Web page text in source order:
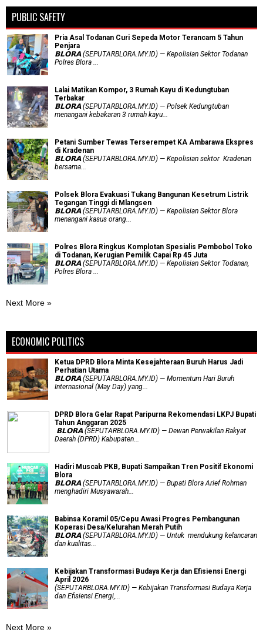
PUBLIC SAFETY
Pria Asal Todanan Curi Sepeda Motor Terancam 5 Tahun
Penjara
𝗕𝗟𝗢𝗥𝗔 (SEPUTARBLORA.MY.ID) — Kepolisian Sektor Todanan
Polres Blora ...
Lalai Matikan Kompor, 3 Rumah Kayu di Kedungtuban
Terbakar
𝗕𝗟𝗢𝗥𝗔 (SEPUTARBLORA.MY.ID) — Polsek Kedungtuban
menangani kebakaran 3 rumah kayu...
Petani Sumber Tewas Terserempet KA Ambarawa Ekspres
di Kradenan
𝗕𝗟𝗢𝗥𝗔 (SEPUTARBLORA.MY.ID) — Kepolisian sektor Kradenan
bersama...
Polsek Blora Evakuasi Tukang Bangunan Kesetrum Listrik
Tegangan Tinggi di Mlangsen
𝗕𝗟𝗢𝗥𝗔 (SEPUTARBLORA.MY.ID) — Kepolisian Sektor Blora
menangani kasus orang...
Polres Blora Ringkus Komplotan Spesialis Pembobol Toko
di Todanan, Kerugian Pemilik Capai Rp 45 Juta
𝗕𝗟𝗢𝗥𝗔 (SEPUTARBLORA.MY.ID) — Kepolisian Sektor Todanan,
Polres Blora ...
Next More »
ECONOMIC POLITICS
Ketua DPRD Blora Minta Kesejahteraan Buruh Harus Jadi
Perhatian Utama
​𝗕𝗟𝗢𝗥𝗔 (SEPUTARBLORA.MY.ID) — Momentum Hari Buruh
Internasional (May Day) yang...
DPRD Blora Gelar Rapat Paripurna Rekomendasi LKPJ Bupati
Tahun Anggaran 2025
‎ 𝗕𝗟𝗢𝗥𝗔 (SEPUTARBLORA.MY.ID) — Dewan Perwakilan Rakyat
Daerah (DPRD) Kabupaten...
Hadiri Muscab PKB, Bupati Sampaikan Tren Positif Ekonomi
Blora
𝗕𝗟𝗢𝗥𝗔 (SEPUTARBLORA.MY.ID) — Bupati Blora Arief Rohman
menghadiri Musyawarah...
Babinsa Koramil 05/Cepu Awasi Progres Pembangunan
Koperasi Desa/Kelurahan Merah Putih
𝗕𝗟𝗢𝗥𝗔 (SEPUTARBLORA.MY.ID) — Untuk mendukung kelancaran
dan kualitas...
Kebijakan Transformasi Budaya Kerja dan Efisiensi Energi
April 2026
(SEPUTARBLORA.MY.ID) — Kebijakan Transformasi Budaya Kerja
dan Efisiensi Energi,...
Next More »